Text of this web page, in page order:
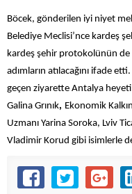
Böcek, gönderilen iyi niyet
Belediye Meclisi’nce kardeş
kardeş şehir protokolünün de
adımların atılacağını ifade
geçen ziyarette Antalya heyeti
Galina Grınık, Ekonomik
Uzmanı Yarina Soroka, Lviv
Vladimir Korud gibi isimlerle